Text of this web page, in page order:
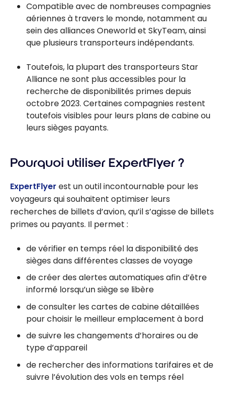
Compatible avec de nombreuses compagnies
aériennes à travers le monde, notamment au
sein des alliances Oneworld et SkyTeam, ainsi
que plusieurs transporteurs indépendants.
Toutefois, la plupart des transporteurs Star
Alliance ne sont plus accessibles pour la
recherche de disponibilités primes depuis
octobre 2023. Certaines compagnies restent
toutefois visibles pour leurs plans de cabine ou
leurs sièges payants.
Pourquoi utiliser ExpertFlyer ?
ExpertFlyer est un outil incontournable pour les
voyageurs qui souhaitent optimiser leurs
recherches de billets d’avion, qu’il s’agisse de billets
primes ou payants. Il permet :
de vérifier en temps réel la disponibilité des
sièges dans différentes classes de voyage
de créer des alertes automatiques afin d’être
informé lorsqu’un siège se libère
de consulter les cartes de cabine détaillées
pour choisir le meilleur emplacement à bord
de suivre les changements d’horaires ou de
type d’appareil
de rechercher des informations tarifaires et de
suivre l’évolution des vols en temps réel